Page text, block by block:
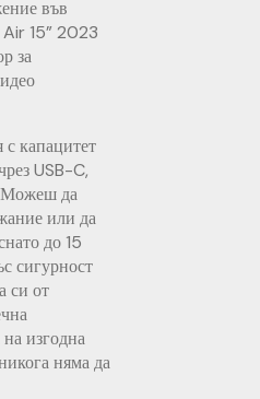
във
15” 2023
за
капацитет
USB-C,
Можеш да
или да
до 15
сигурност
си от
изгодна
няма да